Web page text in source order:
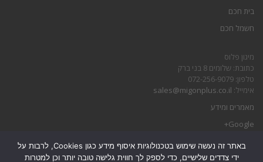
בית חכם
חשמל חכם
מיגון פלוס
כתובת: שלומים 8 בני ברק
טלפון: 072-256-9079
אימייל: sales@migonplus.co.il
מאמרים ומידע
Google+
באתר זה נעשה שימוש בטכנולוגיות איסוף מידע כגון Cookies, לרבות על
ידי צדדים שלישיים, כדי לספק לך חווית גלישה טובה יותר וכן למטרות